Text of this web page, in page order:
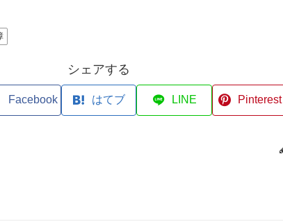
シェアする
Facebook はてブ LINE Pinterest